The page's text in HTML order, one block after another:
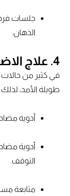
جلسات
الذهان.
4. علاج الاضطرابات النفسية المصاحبة
في كثير من
طويلة الأمد،
أدوية
أدوية
التوقف.
متابعة